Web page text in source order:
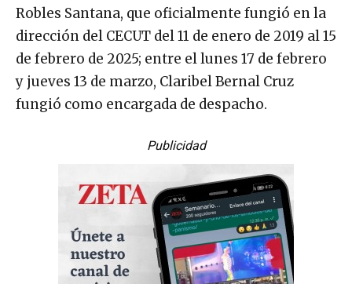
Robles Santana, que oficialmente fungió en la
dirección del CECUT del 11 de enero de 2019 al 15
de febrero de 2025; entre el lunes 17 de febrero
y jueves 13 de marzo, Claribel Bernal Cruz
fungió como encargada de despacho.
Publicidad